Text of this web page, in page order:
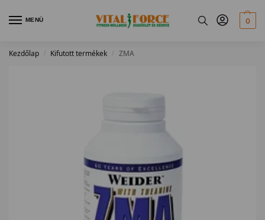
MENÜ 0
Kezdőlap / Kifutott termékek / ZMA